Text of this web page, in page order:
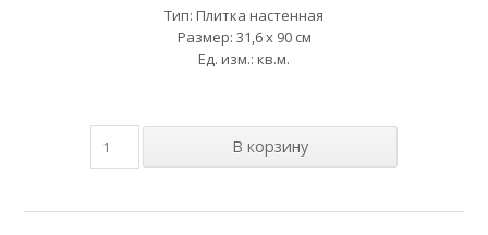
Тип: Плитка настенная
Размер: 31,6 x 90 см
Ед. изм.: кв.м.